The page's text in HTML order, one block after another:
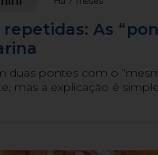
As
duas pontes com o
mas a explicação é